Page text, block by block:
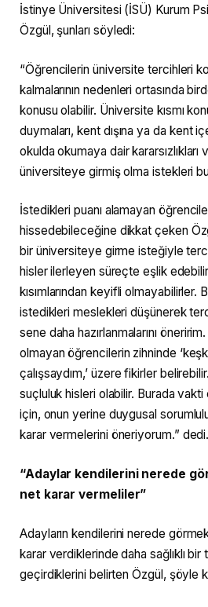
İstinye Üniversitesi (İSÜ) Kurum
Özgül, şunları söyledi:
“Öğrencilerin üniversite tercihleri
kalmalarının nedenleri ortasında
konusu olabilir. Üniversite kısmı
duymaları, kent dışına ya da kent
okulda okumaya dair kararsızlıkları
üniversiteye girmiş olma istekleri
İstedikleri puanı alamayan
hissedebileceğine dikkat çeken
bir üniversiteye girme isteğiyle
hisler ilerleyen süreçte eşlik
kısımlarından keyifli olmayabilirler.
istedikleri meslekleri düşünerek
sene daha hazırlanmalarını
olmayan öğrencilerin zihninde
çalışsaydım,’ üzere fikirler
suçluluk hisleri olabilir. Burada
için, onun yerine duygusal
karar vermelerini öneriyorum.” dedi.
“Adaylar kendilerini nerede
net karar vermeliler”
Adayların kendilerini nerede
karar verdiklerinde daha sağlıklı bir
geçirdiklerini belirten Özgül, şöyle